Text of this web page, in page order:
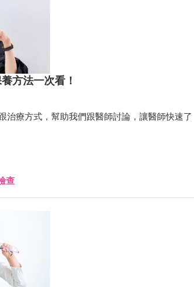
方法一次看！
治療方式，幫助我們跟醫師討論，讓醫師快速了
查